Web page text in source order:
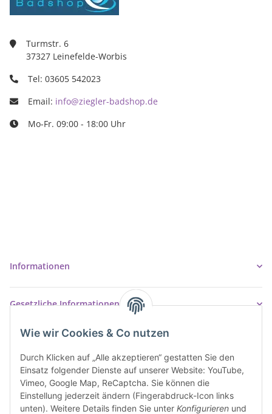
Wie wir Cookies & Co nutzen
Durch Klicken auf „Alle akzeptieren“ gestatten Sie den
Einsatz folgender Dienste auf unserer Website: YouTube,
Vimeo, Google Map, ReCaptcha. Sie können die
Einstellung jederzeit ändern (Fingerabdruck-Icon links
unten). Weitere Details finden Sie unter Konfigurieren und
Turmstr. 6
37327 Leinefelde-Worbis
Tel: 03605 542023
Email: info@ziegler-badshop.de
Mo-Fr. 09:00 - 18:00 Uhr
Informationen
Gesetzliche Informationen